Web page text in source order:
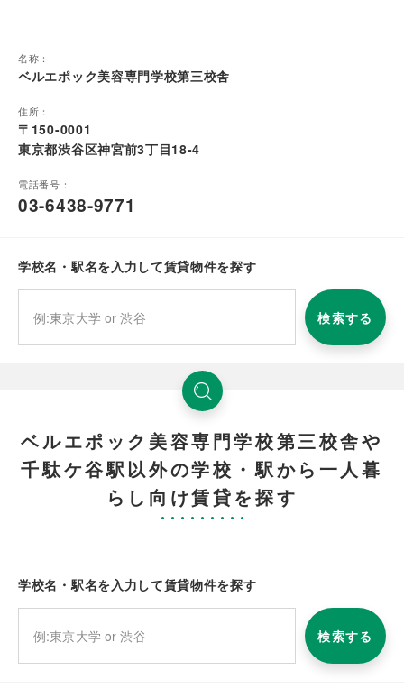
名称：
ベルエポック美容専門学校第三校舎
住所：
〒150-0001
東京都渋谷区神宮前3丁目18-4
電話番号：
03-6438-9771
学校名・駅名を入力して賃貸物件を探す
検索する
ベルエポック美容専門学校第三校舎や
千駄ケ谷駅以外の学校・駅から一人暮
らし向け賃貸を探す
学校名・駅名を入力して賃貸物件を探す
検索する